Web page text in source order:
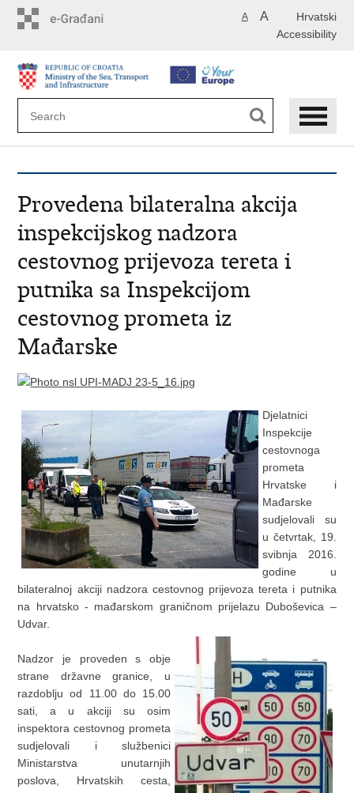
Hrvatski
A A
Accessibility
Provedena bilateralna akcija
inspekcijskog nadzora
cestovnog prijevoza tereta i
putnika sa Inspekcijom
cestovnog prometa iz
Mađarske
Djelatnici
Inspekcije
cestovnoga
prometa
Hrvatske i
Mađarske
sudjelovali su
u četvrtak, 19.
svibnja 2016.
godine u
bilateralnoj akciji nadzora cestovnog prijevoza tereta i putnika
na hrvatsko - mađarskom graničnom prijelazu Duboševica –
Udvar.
Nadzor je proveden s obje
strane državne granice, u
razdoblju od 11.00 do 15.00
sati, a u akciji su osim
inspektora cestovnog prometa
sudjelovali i službenici
Ministarstva unutarnjih
poslova, Hrvatskih cesta,